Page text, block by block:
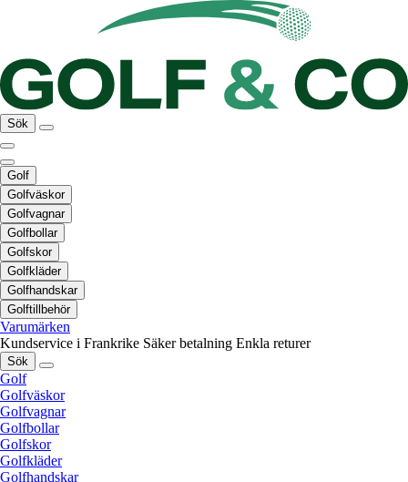
Sök
Golf
Golfväskor
Golfvagnar
Golfbollar
Golfskor
Golfkläder
Golfhandskar
Golftillbehör
Varumärken
Kundservice i Frankrike Säker betalning Enkla returer
Sök
Golf
Golfväskor
Golfvagnar
Golfbollar
Golfskor
Golfkläder
Golfhandskar